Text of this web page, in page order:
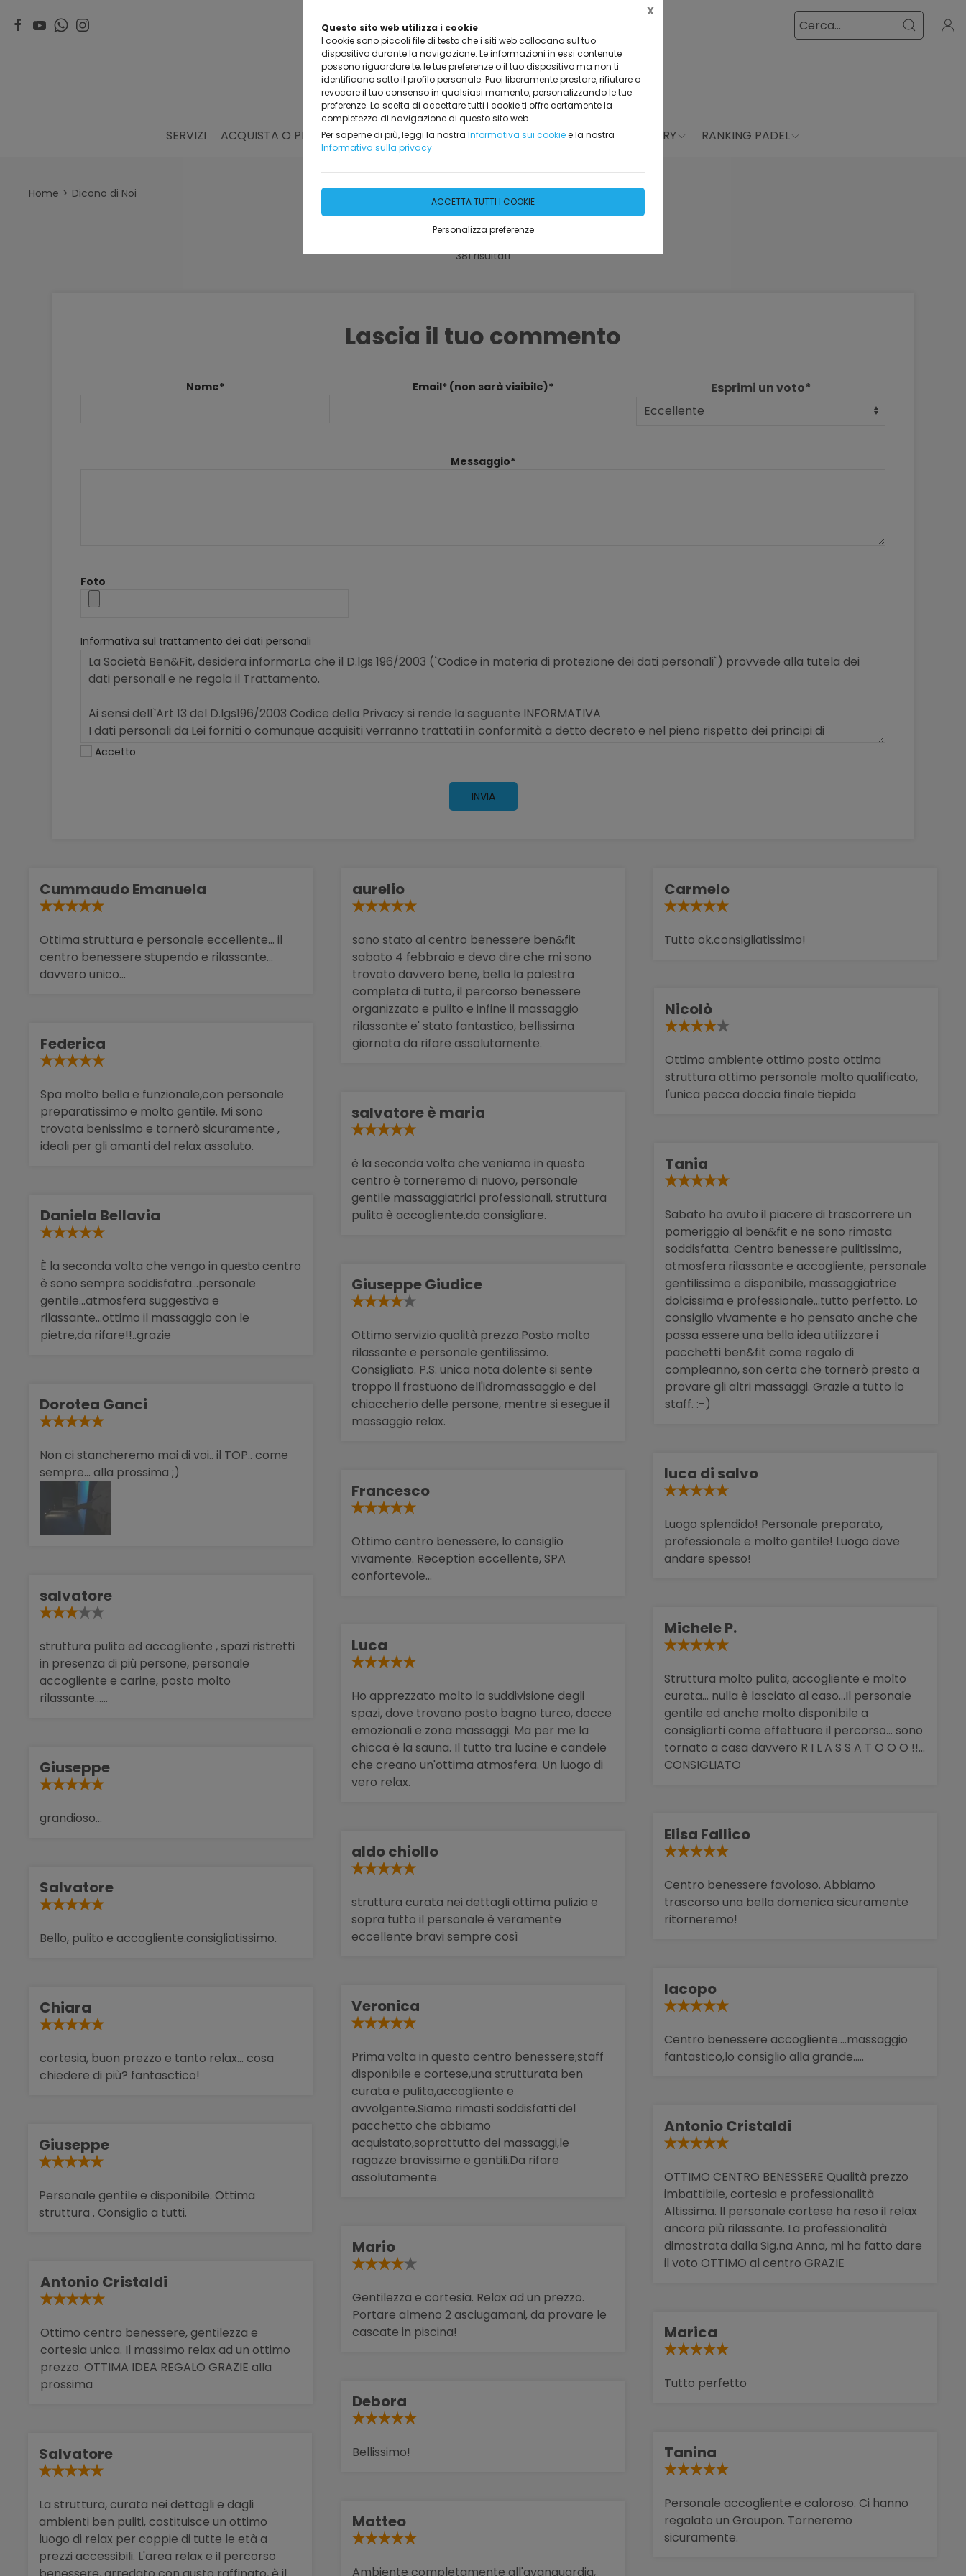
Questo sito web utilizza i cookie
I cookie sono piccoli file di testo che i siti web collocano sul tuo
dispositivo durante la navigazione. Le informazioni in essi contenute
possono riguardare te, le tue preferenze o il tuo dispositivo ma non ti
identificano sotto il profilo personale. Puoi liberamente prestare, rifiutare o
revocare il tuo consenso in qualsiasi momento, personalizzando le tue
preferenze. La scelta di accettare tutti i cookie ti offre certamente la
completezza di navigazione di questo sito web.
Per saperne di più, leggi la nostra Informativa sui cookiee la nostra
Informativa sulla privacy
ACCETTA TUTTI I COOKIE
Personalizza preferenze
X
SERVIZI ACQUISTA O PRENOTA DICONO DI NOI PROMO ED EVENTI INFO GALLERY RANKING PADEL
Home Dicono di Noi
Dicono di Noi
381 risultati
Lascia il tuo commento
Nome* Email* (non sarà visibile)* Esprimi un voto*
Messaggio*
Foto
Informativa sul trattamento dei dati personali
Accetto
INVIA
Cummaudo Emanuela
Ottima struttura e personale eccellente... il
centro benessere stupendo e rilassante...
davvero unico...
aurelio
sono stato al centro benessere ben&fit
sabato 4 febbraio e devo dire che mi sono
trovato davvero bene, bella la palestra
completa di tutto, il percorso benessere
organizzato e pulito e infine il massaggio
rilassante e' stato fantastico, bellissima
giornata da rifare assolutamente.
Carmelo
Tutto ok.consigliatissimo!
Nicolò
Ottimo ambiente ottimo posto ottima
struttura ottimo personale molto qualificato,
l'unica pecca doccia finale tiepida
Federica
Spa molto bella e funzionale,con personale
preparatissimo e molto gentile. Mi sono
trovata benissimo e tornerò sicuramente ,
ideali per gli amanti del relax assoluto.
salvatore è maria
è la seconda volta che veniamo in questo
centro è torneremo di nuovo, personale
gentile massaggiatrici professionali, struttura
pulita è accogliente.da consigliare.
Tania
Sabato ho avuto il piacere di trascorrere un
pomeriggio al ben&fit e ne sono rimasta
soddisfatta. Centro benessere pulitissimo,
atmosfera rilassante e accogliente, personale
gentilissimo e disponibile, massaggiatrice
dolcissima e professionale...tutto perfetto. Lo
consiglio vivamente e ho pensato anche che
possa essere una bella idea utilizzare i
pacchetti ben&fit come regalo di
compleanno, son certa che tornerò presto a
provare gli altri massaggi. Grazie a tutto lo
staff. :-)
Daniela Bellavia
È la seconda volta che vengo in questo centro
è sono sempre soddisfatra...personale
gentile...atmosfera suggestiva e
rilassante...ottimo il massaggio con le
pietre,da rifare!!..grazie
Giuseppe Giudice
Ottimo servizio qualità prezzo.Posto molto
rilassante e personale gentilissimo.
Consigliato. P.S. unica nota dolente si sente
troppo il frastuono dell'idromassaggio e del
chiaccherio delle persone, mentre si esegue il
massaggio relax.
Dorotea Ganci
Non ci stancheremo mai di voi.. il TOP.. come
sempre... alla prossima ;)
luca di salvo
Luogo splendido! Personale preparato,
professionale e molto gentile! Luogo dove
andare spesso!
Francesco
Ottimo centro benessere, lo consiglio
vivamente. Reception eccellente, SPA
confortevole...
salvatore
struttura pulita ed accogliente , spazi ristretti
in presenza di più persone, personale
accogliente e carine, posto molto
rilassante......
Michele P.
Struttura molto pulita, accogliente e molto
curata... nulla è lasciato al caso...Il personale
gentile ed anche molto disponibile a
consigliarti come effettuare il percorso... sono
tornato a casa davvero R I L A S S A T O O O !!...
CONSIGLIATO
Luca
Ho apprezzato molto la suddivisione degli
spazi, dove trovano posto bagno turco, docce
emozionali e zona massaggi. Ma per me la
chicca è la sauna. Il tutto tra lucine e candele
che creano un'ottima atmosfera. Un luogo di
vero relax.
Giuseppe
grandioso...
Elisa Fallico
Centro benessere favoloso. Abbiamo
trascorso una bella domenica sicuramente
ritorneremo!
aldo chiollo
struttura curata nei dettagli ottima pulizia e
sopra tutto il personale è veramente
eccellente bravi sempre così
Salvatore
Bello, pulito e accogliente.consigliatissimo.
Iacopo
Centro benessere accogliente....massaggio
fantastico,lo consiglio alla grande.....
Veronica
Prima volta in questo centro benessere;staff
disponibile e cortese,una strutturata ben
curata e pulita,accogliente e
avvolgente.Siamo rimasti soddisfatti del
pacchetto che abbiamo
acquistato,soprattutto dei massaggi,le
ragazze bravissime e gentili.Da rifare
assolutamente.
Chiara
cortesia, buon prezzo e tanto relax... cosa
chiedere di più? fantasctico!
Antonio Cristaldi
OTTIMO CENTRO BENESSERE Qualità prezzo
imbattibile, cortesia e professionalità
Altissima. Il personale cortese ha reso il relax
ancora più rilassante. La professionalità
dimostrata dalla Sig.na Anna, mi ha fatto dare
il voto OTTIMO al centro GRAZIE
Giuseppe
Personale gentile e disponibile. Ottima
struttura . Consiglio a tutti.
Mario
Gentilezza e cortesia. Relax ad un prezzo.
Portare almeno 2 asciugamani, da provare le
cascate in piscina!
Antonio Cristaldi
Ottimo centro benessere, gentilezza e
cortesia unica. Il massimo relax ad un ottimo
prezzo. OTTIMA IDEA REGALO GRAZIE alla
prossima
Marica
Tutto perfetto
Debora
Bellissimo! Tanina
Personale accogliente e caloroso. Ci hanno
regalato un Groupon. Torneremo
sicuramente.
Salvatore
La struttura, curata nei dettagli e dagli
ambienti ben puliti, costituisce un ottimo
luogo di relax per coppie di tutte le età a
prezzi accessibili. L'area relax e il percorso
Matteo
Ambiente completamente all'avanguardia,